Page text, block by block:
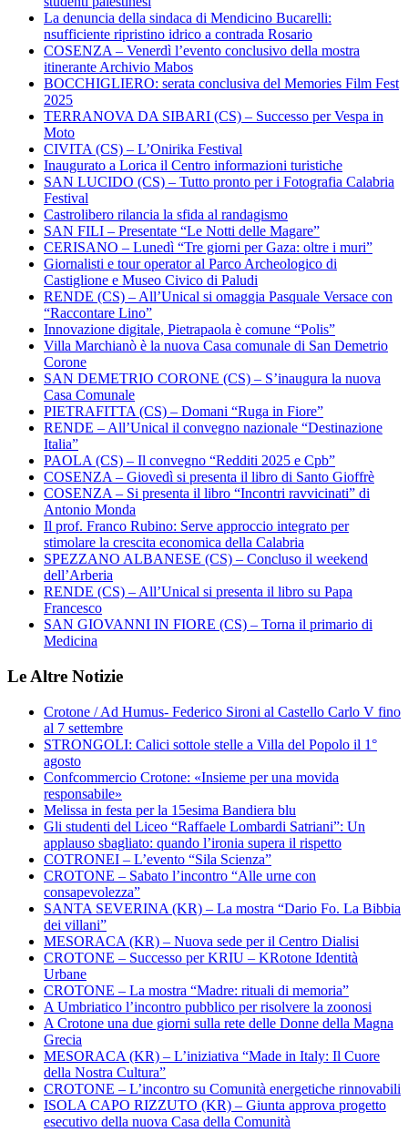
La denuncia della sindaca di Mendicino Bucarelli:
nsufficiente ripristino idrico a contrada Rosario
COSENZA – Venerdì l’evento conclusivo della mostra
itinerante Archivio Mabos
BOCCHIGLIERO: serata conclusiva del Memories Film Fest
2025
TERRANOVA DA SIBARI (CS) – Successo per Vespa in
Moto
CIVITA (CS) – L’Onirika Festival
Inaugurato a Lorica il Centro informazioni turistiche
SAN LUCIDO (CS) – Tutto pronto per i Fotografia Calabria
Festival
Castrolibero rilancia la sfida al randagismo
SAN FILI – Presentate “Le Notti delle Magare”
CERISANO – Lunedì “Tre giorni per Gaza: oltre i muri”
Giornalisti e tour operator al Parco Archeologico di
Castiglione e Museo Civico di Paludi
RENDE (CS) – All’Unical si omaggia Pasquale Versace con
“Raccontare Lino”
Innovazione digitale, Pietrapaola è comune “Polis”
Villa Marchianò è la nuova Casa comunale di San Demetrio
Corone
SAN DEMETRIO CORONE (CS) – S’inaugura la nuova
Casa Comunale
PIETRAFITTA (CS) – Domani “Ruga in Fiore”
RENDE – All’Unical il convegno nazionale “Destinazione
Italia”
PAOLA (CS) – Il convegno “Redditi 2025 e Cpb”
COSENZA – Giovedì si presenta il libro di Santo Gioffrè
COSENZA – Si presenta il libro “Incontri ravvicinati” di
Antonio Monda
Il prof. Franco Rubino: Serve approccio integrato per
stimolare la crescita economica della Calabria
SPEZZANO ALBANESE (CS) – Concluso il weekend
dell’Arberia
RENDE (CS) – All’Unical si presenta il libro su Papa
Francesco
SAN GIOVANNI IN FIORE (CS) – Torna il primario di
Medicina
Le Altre Notizie
Crotone / Ad Humus- Federico Sironi al Castello Carlo V fino
al 7 settembre
STRONGOLI: Calici sottole stelle a Villa del Popolo il 1°
agosto
Confcommercio Crotone: «Insieme per una movida
responsabile»
Melissa in festa per la 15esima Bandiera blu
Gli studenti del Liceo “Raffaele Lombardi Satriani”: Un
applauso sbagliato: quando l’ironia supera il rispetto
COTRONEI – L’evento “Sila Scienza”
CROTONE – Sabato l’incontro “Alle urne con
consapevolezza”
SANTA SEVERINA (KR) – La mostra “Dario Fo. La Bibbia
dei villani”
MESORACA (KR) – Nuova sede per il Centro Dialisi
CROTONE – Successo per KRIU – KRotone Identità
Urbane
CROTONE – La mostra “Madre: rituali di memoria”
A Umbriatico l’incontro pubblico per risolvere la zoonosi
A Crotone una due giorni sulla rete delle Donne della Magna
Grecia
MESORACA (KR) – L’iniziativa “Made in Italy: Il Cuore
della Nostra Cultura”
CROTONE – L’incontro su Comunità energetiche rinnovabili
ISOLA CAPO RIZZUTO (KR) – Giunta approva progetto
esecutivo della nuova Casa della Comunità